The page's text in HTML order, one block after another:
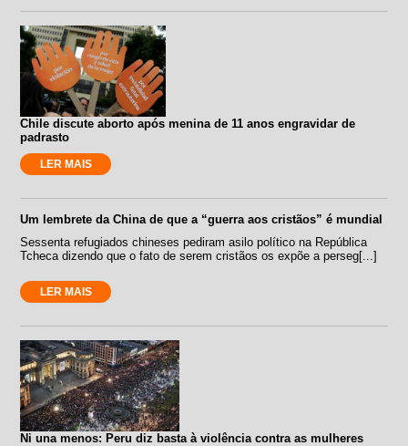
Chile discute aborto após menina de 11 anos engravidar de
padrasto
LER MAIS
Um lembrete da China de que a “guerra aos cristãos” é mundial
Sessenta refugiados chineses pediram asilo político na República
Tcheca dizendo que o fato de serem cristãos os expõe a perseg[...]
LER MAIS
Ni una menos: Peru diz basta à violência contra as mulheres